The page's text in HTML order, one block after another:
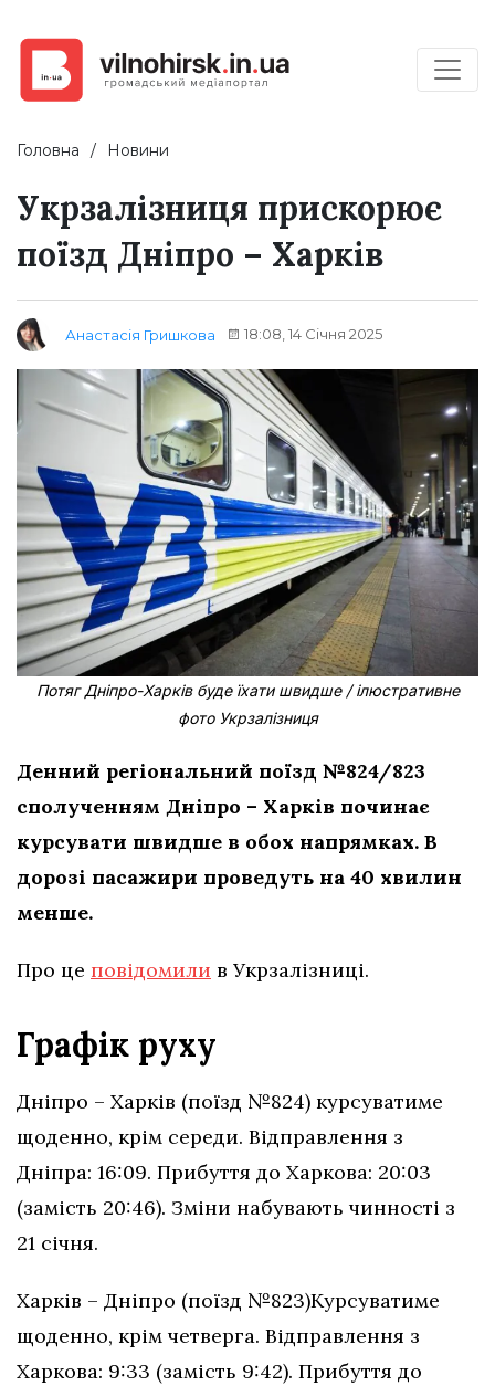
Головна Новини
Укрзалізниця прискорює
поїзд Дніпро – Харків
Анастасія Гришкова 18:08, 14 Січня 2025
Потяг Дніпро-Харків буде їхати швидше/ілюстративне
фото Укрзалізниця
Денний регіональний поїзд №824/823
сполученням Дніпро – Харків починає
курсувати швидше в обох напрямках. В
дорозі пасажири проведуть на 40 хвилин
менше.
Про це повідомили в Укрзалізниці.
Графік руху
Дніпро – Харків (поїзд №824) курсуватиме
щоденно, крім середи. Відправлення з
Дніпра: 16:09. Прибуття до Харкова: 20:03
(замість 20:46). Зміни набувають чинності з
21 січня.
Харків – Дніпро (поїзд №823)Курсуватиме
щоденно, крім четверга. Відправлення з
Харкова: 9:33 (замість 9:42). Прибуття до